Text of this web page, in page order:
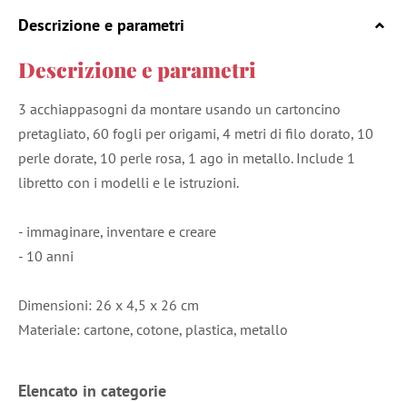
Descrizione e parametri
Descrizione e parametri
3 acchiappasogni da montare usando un cartoncino
pretagliato, 60 fogli per origami, 4 metri di filo dorato, 10
perle dorate, 10 perle rosa, 1 ago in metallo. Include 1
libretto con i modelli e le istruzioni.
- immaginare, inventare e creare
- 10 anni
Dimensioni: 26 x 4,5 x 26 cm
Materiale: cartone, cotone, plastica, metallo
Elencato in categorie